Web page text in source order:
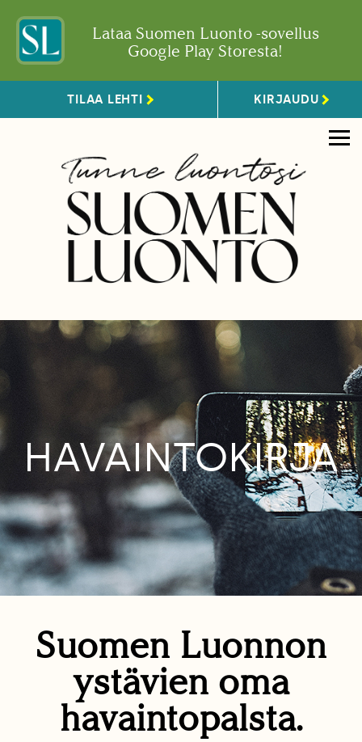
Lataa Suomen Luonto -sovellus
Google Play Storesta!
TILAA LEHTI KIRJAUDU
HAVAINTOKIRJA
Suomen Luonnon
ystävien oma
havaintopalsta.